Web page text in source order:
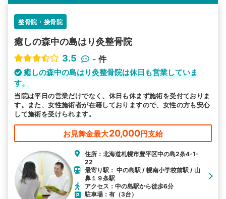
整骨院・接骨院
癒しの森中の島はり灸整骨院
3.5
- 件
癒しの森中の島はり灸整骨院は休日も営業していま
す。
当院は平日の営業だけでなく、休日も休まず施術を受付ておりま
す。また、女性施術者が在籍しておりますので、女性の方も安心
して施術を受けられます。
お見舞金最大20,000円支給
住所：北海道札幌市豊平区中の島2条4-1-
22
最寄り駅： 中の島駅 / 幌南小学校前駅 / 山
鼻１９条駅
アクセス：中の島駅から徒歩6分
駐車場：有（3台）